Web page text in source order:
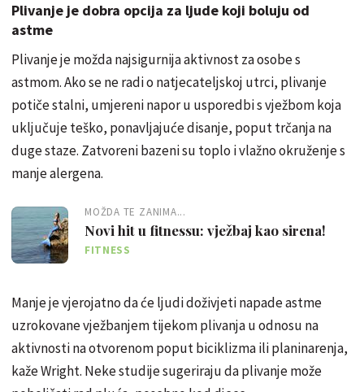
Plivanje je dobra opcija za ljude koji boluju od
astme
Plivanje je možda najsigurnija aktivnost za osobe s
astmom. Ako se ne radi o natjecateljskoj utrci, plivanje
potiče stalni, umjereni napor u usporedbi s vježbom koja
uključuje teško, ponavljajuće disanje, poput trčanja na
duge staze. Zatvoreni bazeni su toplo i vlažno okruženje s
manje alergena.
MOŽDA TE ZANIMA...
Novi hit u fitnessu: vježbaj kao sirena!
FITNESS
Manje je vjerojatno da će ljudi doživjeti napade astme
uzrokovane vježbanjem tijekom plivanja u odnosu na
aktivnosti na otvorenom poput biciklizma ili planinarenja,
kaže Wright. Neke studije sugeriraju da plivanje može